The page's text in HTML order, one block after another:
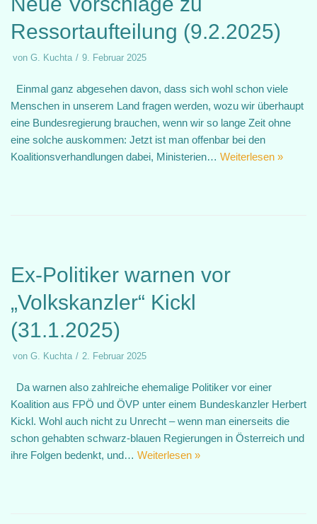
Ressortaufteilung (9.2.2025)
von G. Kuchta 9. Februar 2025
Einmal ganz abgesehen davon, dass sich wohl schon viele
Menschen in unserem Land fragen werden, wozu wir überhaupt
eine Bundesregierung brauchen, wenn wir so lange Zeit ohne
eine solche auskommen: Jetzt ist man offenbar bei den
Koalitionsverhandlungen dabei, Ministerien… Weiterlesen »
Ex-Politiker warnen vor
„Volkskanzler“ Kickl
(31.1.2025)
von G. Kuchta 2. Februar 2025
Da warnen also zahlreiche ehemalige Politiker vor einer
Koalition aus FPÖ und ÖVP unter einem Bundeskanzler Herbert
Kickl. Wohl auch nicht zu Unrecht – wenn man einerseits die
schon gehabten schwarz-blauen Regierungen in Österreich und
ihre Folgen bedenkt, und… Weiterlesen »